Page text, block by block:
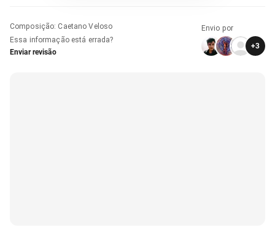
Composição: Caetano Veloso
Essa informação está errada?
Enviar revisão
Envio por
+3